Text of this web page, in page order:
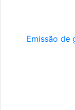
Emissão de